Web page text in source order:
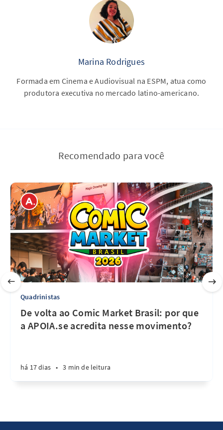
Marina Rodrigues
Formada em Cinema e Audiovisual na ESPM, atua como
produtora executiva no mercado latino-americano.
Recomendado para você
Quadrinistas
De volta ao Comic Market Brasil: por que
a APOIA.se acredita nesse movimento?
há 17 dias • 3 min de leitura